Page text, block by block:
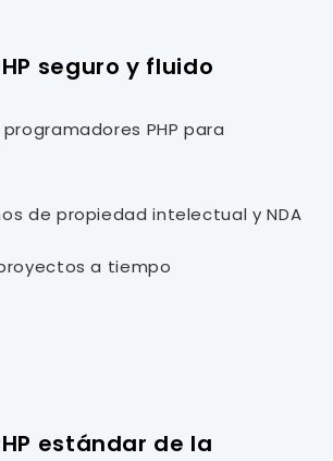
seguro y fluido
PHP para
de propiedad intelectual y NDA
a tiempo
estándar de la